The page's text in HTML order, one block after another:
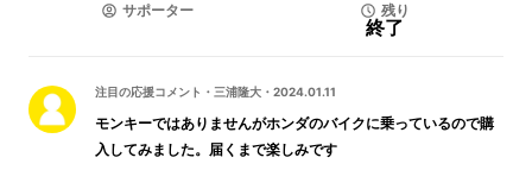
サポーター 残り
終了
注目の応援コメント ・ 三浦隆大 ・ 2024.01.11
モンキーではありませんがホンダのバイクに乗っているので購
入してみました。届くまで楽しみです